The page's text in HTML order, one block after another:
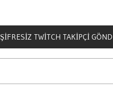
ŞIFRESIZ TWITCH TAKIPÇI